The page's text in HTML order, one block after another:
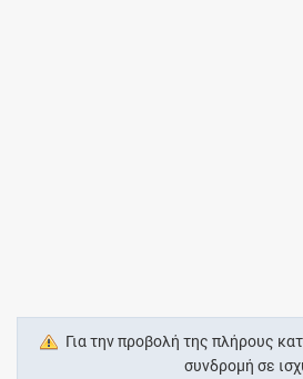
Για την προβολή της πλήρους
συνδρομή σε